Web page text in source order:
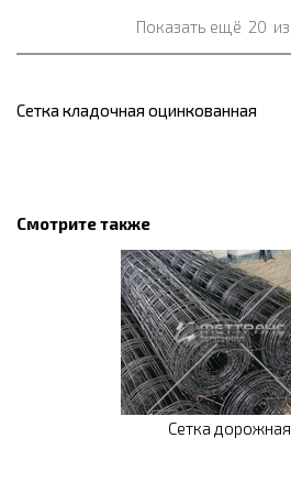
Показать ещё 20 из
Сетка кладочная оцинкованная
Смотрите также
Сетка дорожная